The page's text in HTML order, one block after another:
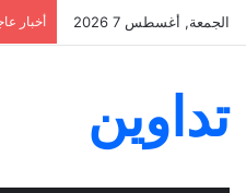
الجمعة, أغسطس 7 2026 أخبار
تداوين